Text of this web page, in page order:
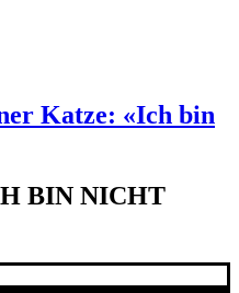
Katze: «Ich bin
BIN NICHT